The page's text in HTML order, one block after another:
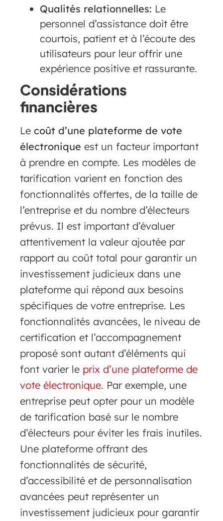
Qualités relationnelles: Le
personnel d’assistance doit être
courtois, patient et à l’écoute des
utilisateurs pour leur offrir une
expérience positive et rassurante.
Considérations
financières
Le coût d’une plateforme de vote
électronique est un facteur important
à prendre en compte. Les modèles de
tarification varient en fonction des
fonctionnalités offertes, de la taille de
l’entreprise et du nombre d’électeurs
prévus. Il est important d’évaluer
attentivement la valeur ajoutée par
rapport au coût total pour garantir un
investissement judicieux dans une
plateforme qui répond aux besoins
spécifiques de votre entreprise. Les
fonctionnalités avancées, le niveau de
certification et l’accompagnement
proposé sont autant d’éléments qui
font varier le prix d’une plateforme de
vote électronique. Par exemple, une
entreprise peut opter pour un modèle
de tarification basé sur le nombre
d’électeurs pour éviter les frais inutiles.
Une plateforme offrant des
fonctionnalités de sécurité,
d’accessibilité et de personnalisation
avancées peut représenter un
investissement judicieux pour garantir